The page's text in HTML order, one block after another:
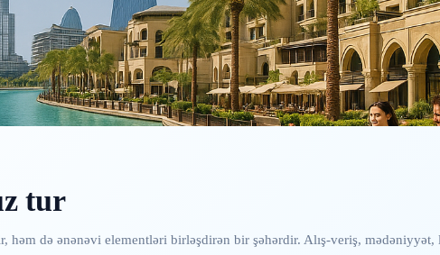
tur
də ənənəvi elementləri birləşdirən bir şəhərdir. Alış-veriş,